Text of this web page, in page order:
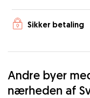
Sikker betaling
Andre byer
nærheden af